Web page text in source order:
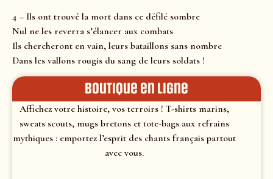
4 – Ils ont trouvé la mort dans ce défilé sombre
Nul ne les reverra s’élancer aux combats
Ils chercheront en vain, leurs bataillons sans nombre
Dans les vallons rougis du sang de leurs soldats !
Boutique en ligne
Affichez votre histoire, vos terroirs ! T-shirts marins,
sweats scouts, mugs bretons et tote-bags aux refrains
mythiques : emportez l’esprit des chants français partout
avec vous.